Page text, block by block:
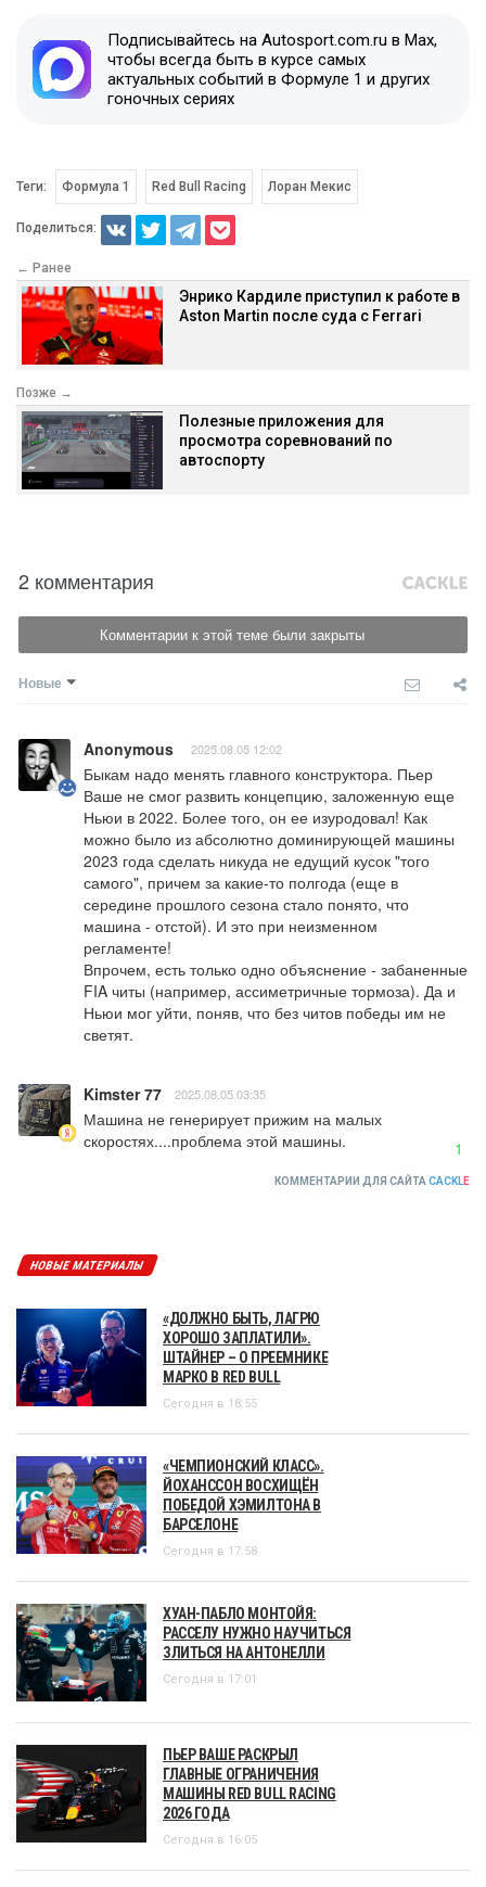
Подписывайтесь на Autosport.com.ru в Max,
чтобы всегда быть в курсе самых
актуальных событий в Формуле 1 и других
гоночных сериях
Теги: Формула 1 Red Bull Racing Лоран Мекис
Поделиться:
← Ранее
Энрико Кардиле приступил к работе в
Aston Martin после суда с Ferrari
Позже →
Полезные приложения для
просмотра соревнований по
автоспорту
2 комментария
Комментарии к этой теме были закрыты
Новые
Anonymous 2025.08.05 12:02
Быкам надо менять главного конструктора. Пьер
Ваше не смог развить концепцию, заложенную еще
Ньюи в 2022. Более того, он ее изуродовал! Как
можно было из абсолютно доминирующей машины
2023 года сделать никуда не едущий кусок "того
самого", причем за какие-то полгода (еще в
середине прошлого сезона стало понято, что
машина - отстой). И это при неизменном
регламенте!
Впрочем, есть только одно объяснение - забаненные
FIA читы (например, ассиметричные тормоза). Да и
Ньюи мог уйти, поняв, что без читов победы им не
светят.
Kimster 77 2025.08.05 03:35
Машина не генерирует прижим на малых
скоростях....проблема этой машины.
1
КОММЕНТАРИИ ДЛЯ САЙТА CACKLE
НОВЫЕ МАТЕРИАЛЫ
«ДОЛЖНО БЫТЬ, ЛАГРЮ
ХОРОШО ЗАПЛАТИЛИ».
ШТАЙНЕР – О ПРЕЕМНИКЕ
МАРКО В RED BULL
Сегодня в 18:55
«ЧЕМПИОНСКИЙ КЛАСС».
ЙОХАНССОН ВОСХИЩЁН
ПОБЕДОЙ ХЭМИЛТОНА В
БАРСЕЛОНЕ
Сегодня в 17:58
ХУАН-ПАБЛО МОНТОЙЯ:
РАССЕЛУ НУЖНО НАУЧИТЬСЯ
ЗЛИТЬСЯ НА АНТОНЕЛЛИ
Сегодня в 17:01
ПЬЕР ВАШЕ РАСКРЫЛ
ГЛАВНЫЕ ОГРАНИЧЕНИЯ
МАШИНЫ RED BULL RACING
2026 ГОДА
Сегодня в 16:05